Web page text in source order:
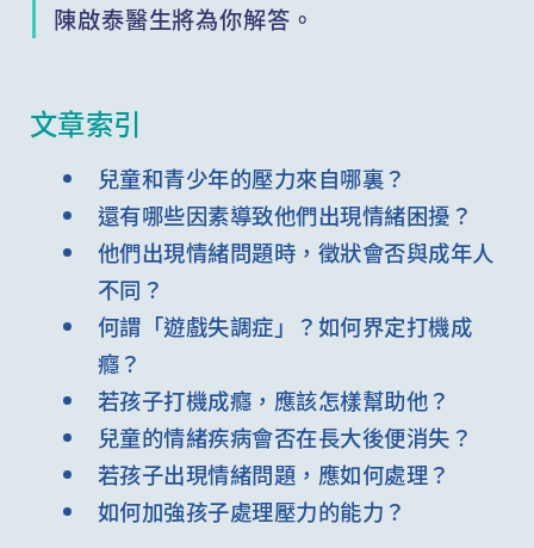
陳啟泰醫生將為你解答。
文章索引
兒童和青少年的壓力來自哪裏？
還有哪些因素導致他們出現情緒困擾？
他們出現情緒問題時，徵狀會否與成年人
不同？
何謂「遊戲失調症」？如何界定打機成
癮？
若孩子打機成癮，應該怎樣幫助他？
兒童的情緒疾病會否在長大後便消失？
若孩子出現情緒問題，應如何處理？
如何加強孩子處理壓力的能力？